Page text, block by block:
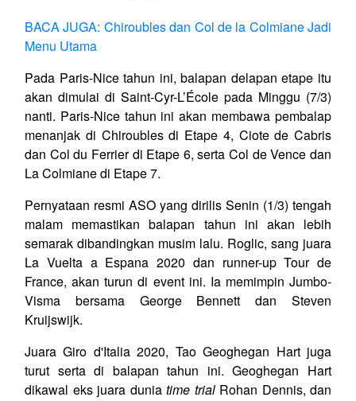
BACA JUGA: Chiroubles dan Col de la Colmiane Jadi
Menu Utama
Pada Paris-Nice tahun ini, balapan delapan etape itu
akan dimulai di Saint-Cyr-L’École pada Minggu (7/3)
nanti. Paris-Nice tahun ini akan membawa pembalap
menanjak di Chiroubles di Etape 4, Ciote de Cabris
dan Col du Ferrier di Etape 6, serta Col de Vence dan
La Colmiane di Etape 7.
Pernyataan resmi ASO yang dirilis Senin (1/3) tengah
malam memastikan balapan tahun ini akan lebih
semarak dibandingkan musim lalu. Roglic, sang juara
La Vuelta a Espana 2020 dan runner-up Tour de
France, akan turun di event ini. Ia memimpin Jumbo-
Visma bersama George Bennett dan Steven
Kruijswijk.
Juara Giro d'Italia 2020, Tao Geoghegan Hart juga
turut serta di balapan tahun ini. Geoghegan Hart
dikawal eks juara dunia time trialRohan Dennis, dan